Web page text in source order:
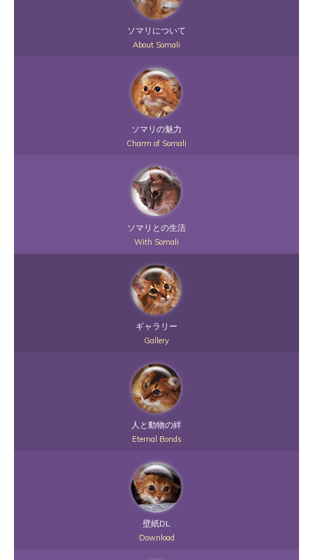
ソマリについて
About Somali
ソマリの魅力
Charm of Somali
ソマリとの生活
With Somali
ギャラリー
Gallery
人と動物の絆
Eternal Bonds
壁紙DL
Download